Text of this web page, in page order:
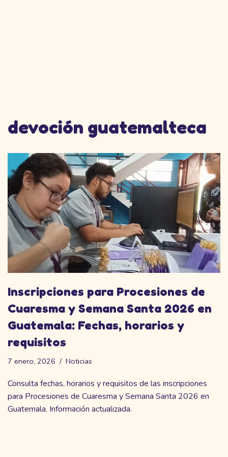
devoción guatemalteca
Inscripciones para Procesiones de
Cuaresma y Semana Santa 2026 en
Guatemala: Fechas, horarios y
requisitos
7 enero, 2026 Noticias
Consulta fechas, horarios y requisitos de las inscripciones
para Procesiones de Cuaresma y Semana Santa 2026 en
Guatemala. Información actualizada.